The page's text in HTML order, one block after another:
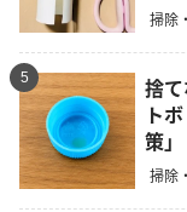
掃除
5
捨
ト
策」
掃除